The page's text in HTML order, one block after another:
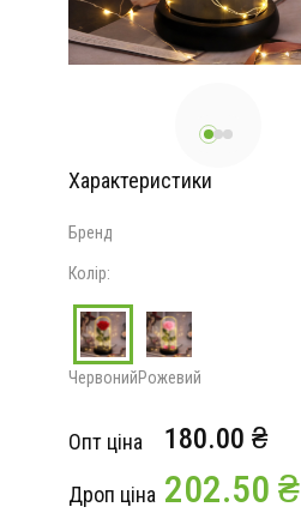
Характеристики
Бренд
Колір:
ЧервонийРожевий
Опт ціна 180.00 ₴
Дроп ціна 202.50 ₴